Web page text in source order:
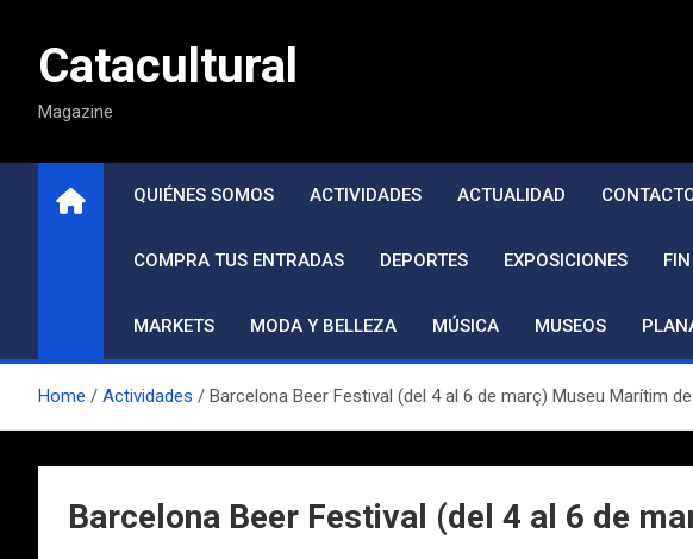
contenidoCatacultural
Magazine
QUIÉNES SOMOS ACTIVIDADES ACTUALIDAD
COMPRA TUS ENTRADAS DEPORTES EXPOSICIONES
MARKETS MODA Y BELLEZA MÚSICA MUSEOS
Home Actividades Barcelona Beer Festival (del 4 al 6 de març) Museu Marítim
Barcelona Beer Festival (del 4 al 6 de